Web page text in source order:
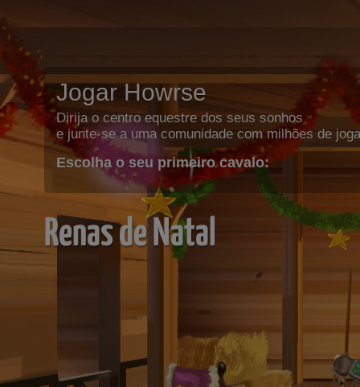
Jogar Howrse
Dirija o centro equestre dos seus sonhos
e junte-se a uma comunidade com milhões de
Escolha o seu primeiro cavalo:
Renas de Natal